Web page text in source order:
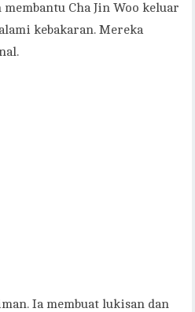
membantu Cha Jin Woo keluar
kebakaran. Mereka
Ia membuat lukisan dan